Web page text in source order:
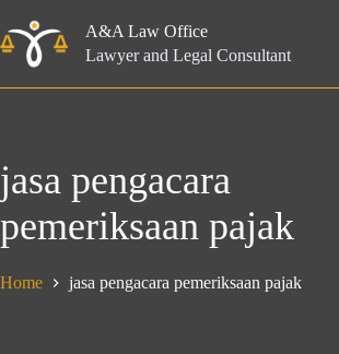
to
content
A&A Law Office
Lawyer and Legal Consultant
jasa pengacara
pemeriksaan pajak
Home jasa pengacara pemeriksaan pajak